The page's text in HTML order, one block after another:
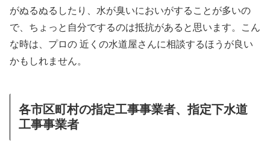
がぬるぬるしたり、水が臭いにおいがすることが多いの
で、ちょっと自分でするのは抵抗があると思います。こん
な時は、プロの 近くの水道屋さんに相談するほうが良い
かもしれません。
各市区町村の指定工事事業者、指定下水道
工事事業者